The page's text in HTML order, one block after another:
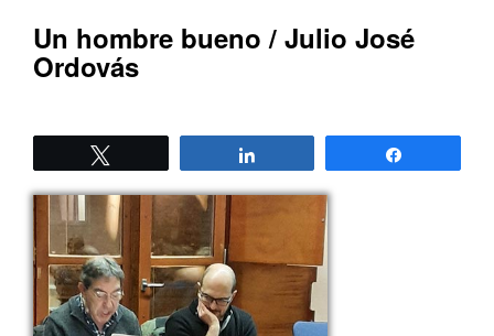
Un hombre bueno / Julio José
Ordovás